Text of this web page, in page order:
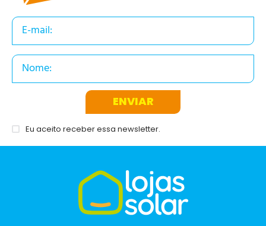
ENVIAR
Eu aceito receber essa newsletter.